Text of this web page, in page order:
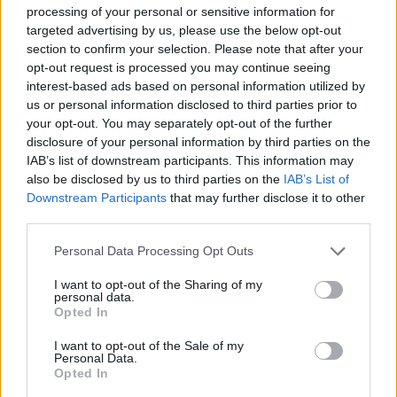
processing of your personal or sensitive information for
targeted advertising by us, please use the below opt-out
section to confirm your selection. Please note that after your
opt-out request is processed you may continue seeing
interest-based ads based on personal information utilized by
us or personal information disclosed to third parties prior to
your opt-out. You may separately opt-out of the further
disclosure of your personal information by third parties on the
IAB’s list of downstream participants. This information may
also be disclosed by us to third parties on the IAB’s List of
Downstream Participants that may further disclose it to other
Personal Data Processing Opt Outs
I want to opt-out of the Sharing of my
personal data.
Opted In
I want to opt-out of the Sale of my
Personal Data.
Opted In
Ekoauditpana Sommera své vlastní dokumentace EIA na Velkolom
Čertovy schody. Tento pán zde zuřivě hájil záměr těžaře navýšit
těžbu v CHKO Český kras. V té době ještě nevěděl, že Agentura
ochrany přírody a krajiny navrhne dokumentaci Ekoauditu
přepracovat jako nedostatečnou a vyjádří nesouhlas s navýšením
těžby.
Ing. Ivan Sommer: Reakce na článek "Zvýší se těžba v
Českém krasu?" v EkoListu 5/2000
17.6.2000
V EkoListu 5/2000 byl zveřejněn článek "Zvýší se těžba v Českém
krasu?", který se z velké části zabývá těžbou ve Velkolomu Čertovy
schody - západ. Firma prý zažádala rozšíření dobývacího prostoru
vlivu na životní prostředí M. Štingl z Dětí Země říká: "Ta
biologický průzkum".
Šárka Kokošková: Kůrovec není jediným problémem
Šumavy
1.6.2000